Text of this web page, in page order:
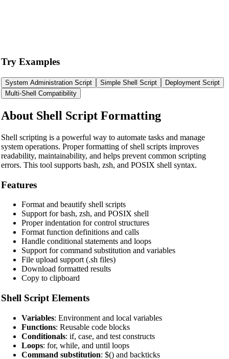
Try Examples
System Administration Script Simple Shell Script
Deployment Script
Multi-Shell Compatibility
About Shell Script Formatting
Shell scripting is a powerful way to automate tasks and manage
system operations. Proper formatting of shell scripts improves
readability, maintainability, and helps prevent common scripting
errors. This tool supports bash, zsh, and POSIX shell syntax.
Features
Format and beautify shell scripts
Support for bash, zsh, and POSIX shell
Proper indentation for control structures
Format function definitions and calls
Handle conditional statements and loops
Support for command substitution and variables
File upload support (.sh files)
Download formatted results
Copy to clipboard
Shell Script Elements
Variables: Environment and local variables
Functions: Reusable code blocks
Conditionals: if, case, and test constructs
Loops: for, while, and until loops
Command substitution: $() and backticks